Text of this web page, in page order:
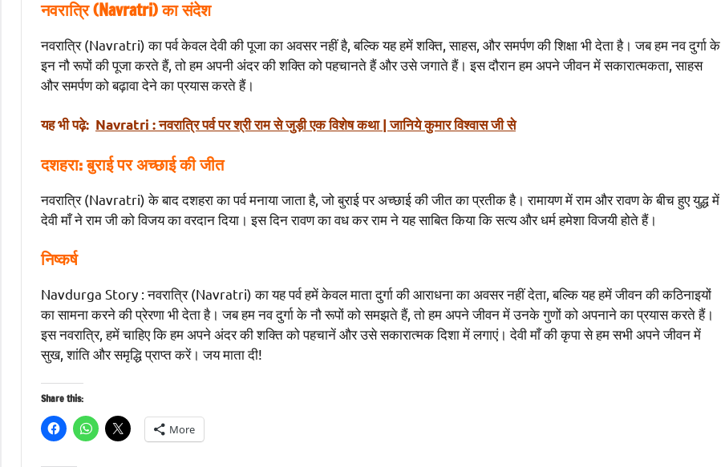
नवरात्रि (Navratri) का संदेश
नवरात्रि (Navratri) का पर्व केवल देवी की पूजा का अवसर नहीं है, बल्कि यह हमें शक्ति, साहस, और समर्पण की शिक्षा भी देता है। जब हम नव दुर्गा के
इन नौ रूपों की पूजा करते हैं, तो हम अपनी अंदर की शक्ति को पहचानते हैं और उसे जगाते हैं। इस दौरान हम अपने जीवन में सकारात्मकता, साहस
और समर्पण को बढ़ावा देने का प्रयास करते हैं।
यह भी पढ़े: Navratri : नवरात्रि पर्व पर श्री राम से जुड़ी एक विशेष कथा | जानिये कुमार विश्वास जी से
दशहरा: बुराई पर अच्छाई की जीत
नवरात्रि (Navratri) के बाद दशहरा का पर्व मनाया जाता है, जो बुराई पर अच्छाई की जीत का प्रतीक है। रामायण में राम और रावण के बीच हुए युद्ध में
देवी माँ ने राम जी को विजय का वरदान दिया। इस दिन रावण का वध कर राम ने यह साबित किया कि सत्य और धर्म हमेशा विजयी होते हैं।
निष्कर्ष
Navdurga Story : नवरात्रि (Navratri) का यह पर्व हमें केवल माता दुर्गा की आराधना का अवसर नहीं देता, बल्कि यह हमें जीवन की कठिनाइयों
का सामना करने की प्रेरणा भी देता है। जब हम नव दुर्गा के नौ रूपों को समझते हैं, तो हम अपने जीवन में उनके गुणों को अपनाने का प्रयास करते हैं।
इस नवरात्रि, हमें चाहिए कि हम अपने अंदर की शक्ति को पहचानें और उसे सकारात्मक दिशा में लगाएं। देवी माँ की कृपा से हम सभी अपने जीवन में
सुख, शांति और समृद्धि प्राप्त करें। जय माता दी!
Share this:
More